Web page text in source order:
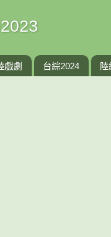
戲劇 台綜2024 陸